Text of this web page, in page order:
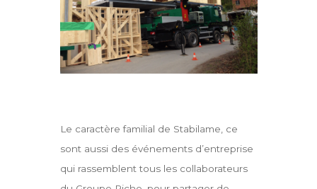
Le caractère familial de Stabilame, ce
sont aussi des événements d’entreprise
qui rassemblent tous les collaborateurs